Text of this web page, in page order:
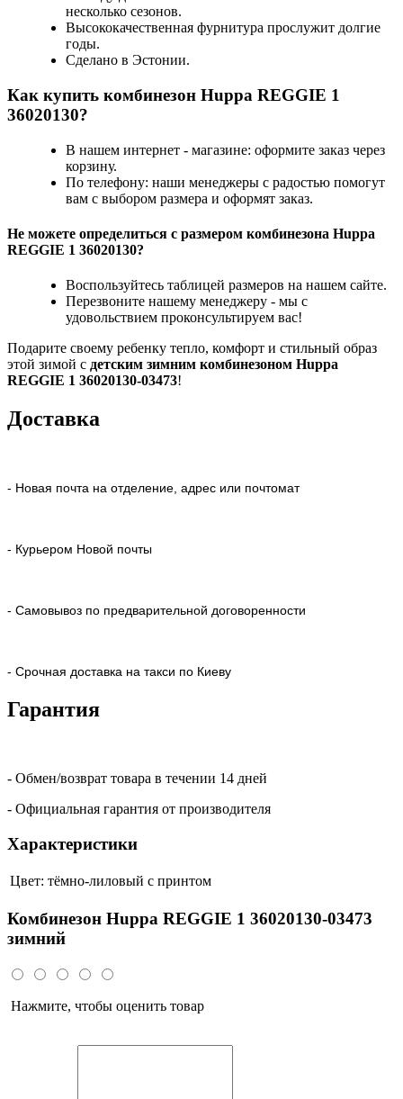
несколько сезонов.
Высококачественная фурнитура прослужит долгие
годы.
Сделано в Эстонии.
Как купить комбинезон Huppa REGGIE 1
36020130?
В нашем интернет - магазине: оформите заказ через
корзину.
По телефону: наши менеджеры с радостью помогут
вам с выбором размера и оформят заказ.
Не можете определиться с размером комбинезона Huppa
REGGIE 1 36020130?
Воспользуйтесь таблицей размеров на нашем сайте.
Перезвоните нашему менеджеру - мы с
удовольствием проконсультируем вас!
Подарите своему ребенку тепло, комфорт и стильный образ
этой зимой с детским зимним комбинезоном Huppa
REGGIE 1 36020130-03473!
Доставка
- Новая почта на отделение, адрес или почтомат
- Курьером Новой почты
- Самовывоз по предварительной договоренности
- Срочная доставка на такси по Киеву
Гарантия
- Обмен/возврат товара в течении 14 дней
- Официальная гарантия от производителя
Характеристики
Цвет: тёмно-лилoвый с принтом
Комбинезон Huppa REGGIE 1 36020130-03473
зимний
Нажмите, чтобы оценить товар